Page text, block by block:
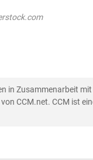
in Zusammenarbeit mit
CCM.net. CCM ist